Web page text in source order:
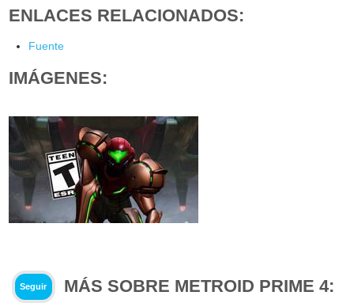
ENLACES RELACIONADOS:
Fuente
IMÁGENES:
Seguir
MÁS SOBRE METROID PRIME 4: